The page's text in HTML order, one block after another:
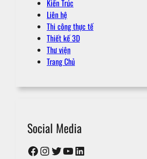
Kiến Trúc
Liên hệ
Thi công thực tế
Thiết kế 3D
Thư viện
Trang Chủ
Social Media
Facebook Instagram Twitter YouTube LinkedIn